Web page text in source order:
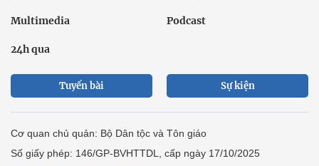
Multimedia Podcast
24h qua
Tuyến bài Sự kiện
Cơ quan chủ quản: Bộ Dân tộc và Tôn giáo
Số giấy phép: 146/GP-BVHTTDL, cấp ngày 17/10/2025